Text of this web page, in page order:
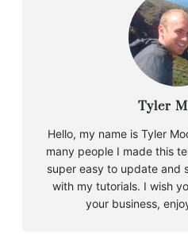
Tyler
Hello, my name is Tyler
many people I made this
super easy to update and
with my tutorials. I wish
your business,